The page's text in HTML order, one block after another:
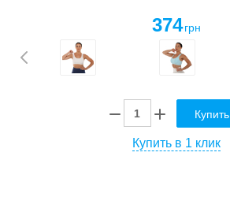
374 грн
Купить
Купить в 1 клик